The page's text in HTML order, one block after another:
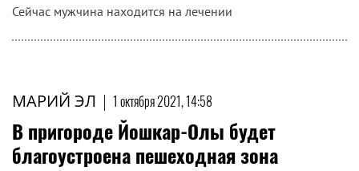
Сейчас мужчина находится на лечении
МАРИЙ ЭЛ | 1 октября 2021, 14:58
В пригороде Йошкар-Олы будет
благоустроена пешеходная зона